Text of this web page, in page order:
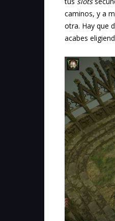
caminos, y a
otra. Hay que
acabes